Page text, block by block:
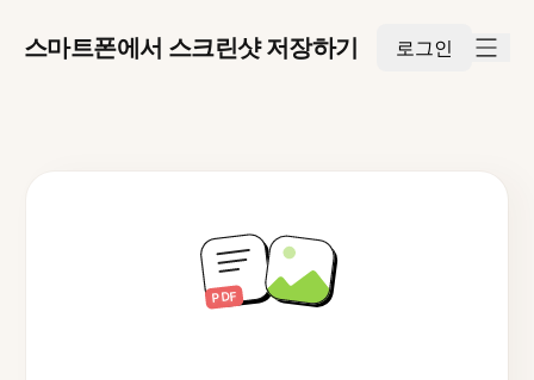
스마트폰에서 스크린샷 저장하기 로그인